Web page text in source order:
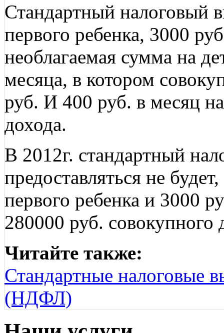
Стандартный налоговый
первого ребенка, 3000
необлагаемая сумма на
месяца, в котором
руб. И 400 руб. в месяц
дохода.
В 2012г. стандартный
предоставляться не
первого ребенка и 3000
280000 руб. совокупного
Читайте также:
Стандартные налоговые
(НДФЛ)